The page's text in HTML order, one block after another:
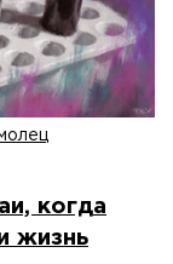
когда
жизнь